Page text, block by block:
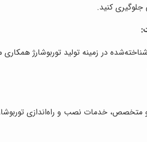
کنید.
شناخته‌شده در زمینه تولید توربوشارژ
خدمات نصب و راه‌اندازی